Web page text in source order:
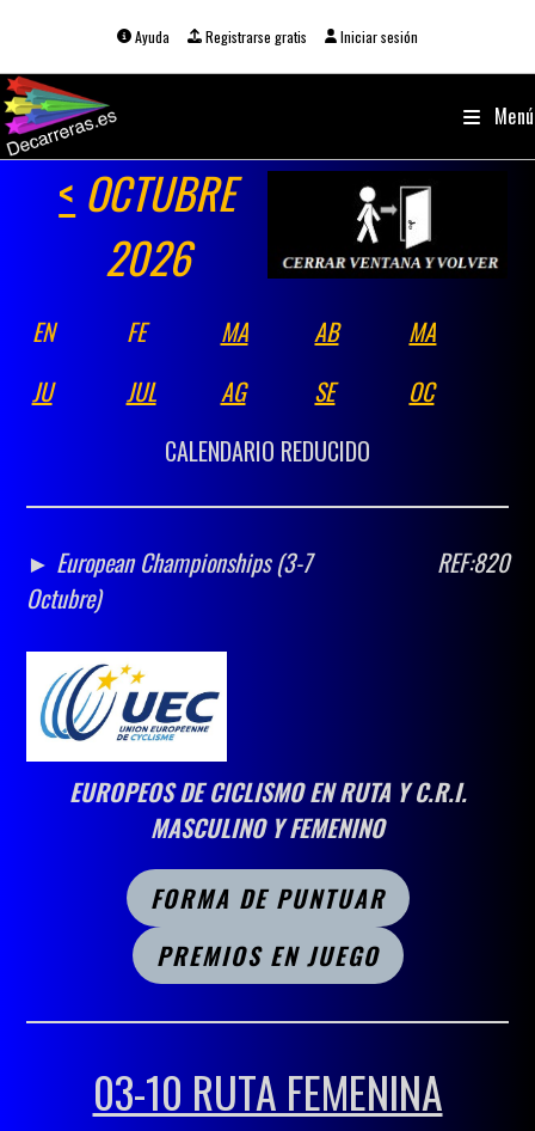
Ayuda Registrarse gratis Iniciar sesión
Menú
< OCTUBRE
2026
EN FE MA AB
MA
JU
JUL AG SE
OC
CALENDARIO REDUCIDO
► European Championships (3-7
Octubre)
REF:820
EUROPEOS DE CICLISMO EN RUTA Y C.R.I.
MASCULINO Y FEMENINO
FORMA DE PUNTUAR
PREMIOS EN JUEGO
03-10 RUTA FEMENINA